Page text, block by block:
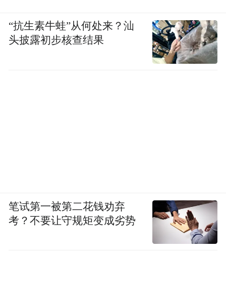
“抗生素牛蛙”从何处来？汕
头披露初步核查结果
笔试第一被第二花钱劝弃
考？不要让守规矩变成劣势